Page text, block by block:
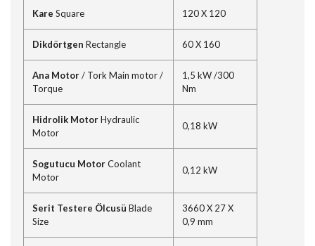
Kare Square 120 X 120
Dikdörtgen Rectangle 60 X 160
Ana Motor/ Tork Main motor /
Torque
1,5 kW /300
Nm
Hidrolik MotorHydraulic
Motor
0,18 kW
Sogutucu MotorCoolant
Motor
0,12 kW
Serit Testere Ölcusü Blade
Size
3660 X 27 X
0,9 mm